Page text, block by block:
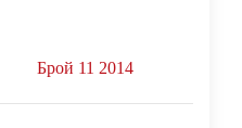
Брой 11 2014